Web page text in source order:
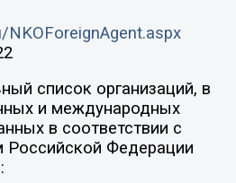
список организаций, в
и международных
в соответствии с
Российской Федерации